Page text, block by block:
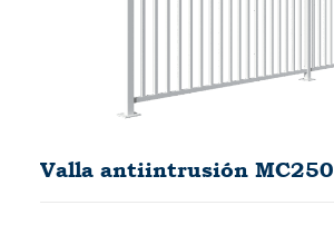
Valla antiintrusión MC250